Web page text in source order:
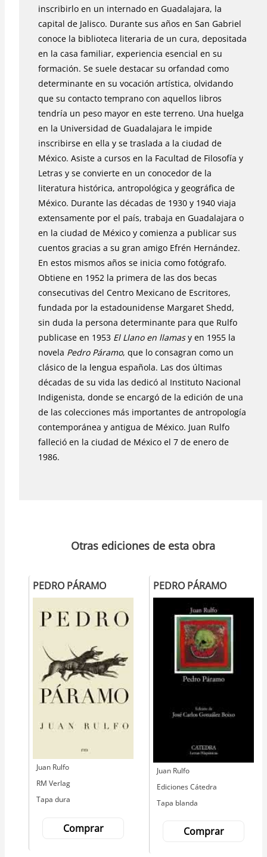
inscribirlo en un internado en Guadalajara, la
capital de Jalisco. Durante sus años en San Gabriel
conoce la biblioteca literaria de un cura, depositada
en la casa familiar, experiencia esencial en su
formación. Se suele destacar su orfandad como
determinante en su vocación artística, olvidando
que su contacto temprano con aquellos libros
tendría un peso mayor en este terreno. Una huelga
en la Universidad de Guadalajara le impide
inscribirse en ella y se traslada a la ciudad de
México. Asiste a cursos en la Facultad de Filosofía y
Letras y se convierte en un conocedor de la
literatura histórica, antropológica y geográfica de
México. Durante las décadas de 1930 y 1940 viaja
extensamente por el país, trabaja en Guadalajara o
en la ciudad de México y comienza a publicar sus
cuentos gracias a su gran amigo Efrén Hernández.
En estos mismos años se inicia como fotógrafo.
Obtiene en 1952 la primera de las dos becas
consecutivas del Centro Mexicano de Escritores,
fundada por la estadounidense Margaret Shedd,
sin duda la persona determinante para que Rulfo
publicase en 1953 El Llano en llamasy en 1955 la
novela Pedro Páramo, que lo consagran como un
clásico de la lengua española. Las dos últimas
décadas de su vida las dedicó al Instituto Nacional
Indigenista, donde se encargó de la edición de una
de las colecciones más importantes de antropología
contemporánea y antigua de México. Juan Rulfo
falleció en la ciudad de México el 7 de enero de
1986.
Otras ediciones de esta obra
PEDRO PÁRAMO
Autor
Juan Rulfo
Editorial
RM Verlag
Tapa dura
Comprar
PEDRO PÁRAMO
Autor
Juan Rulfo
Editorial
Ediciones Cátedra
Tapa blanda
Comprar